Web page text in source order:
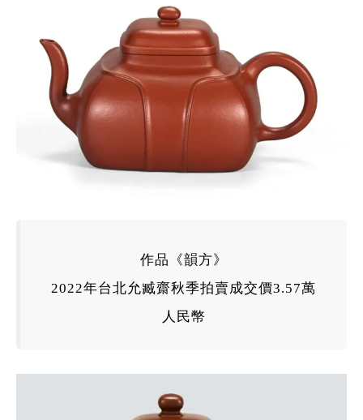
作品《韻方》
2022年台北允臧齋秋季拍賣成交價3.57萬
人民幣